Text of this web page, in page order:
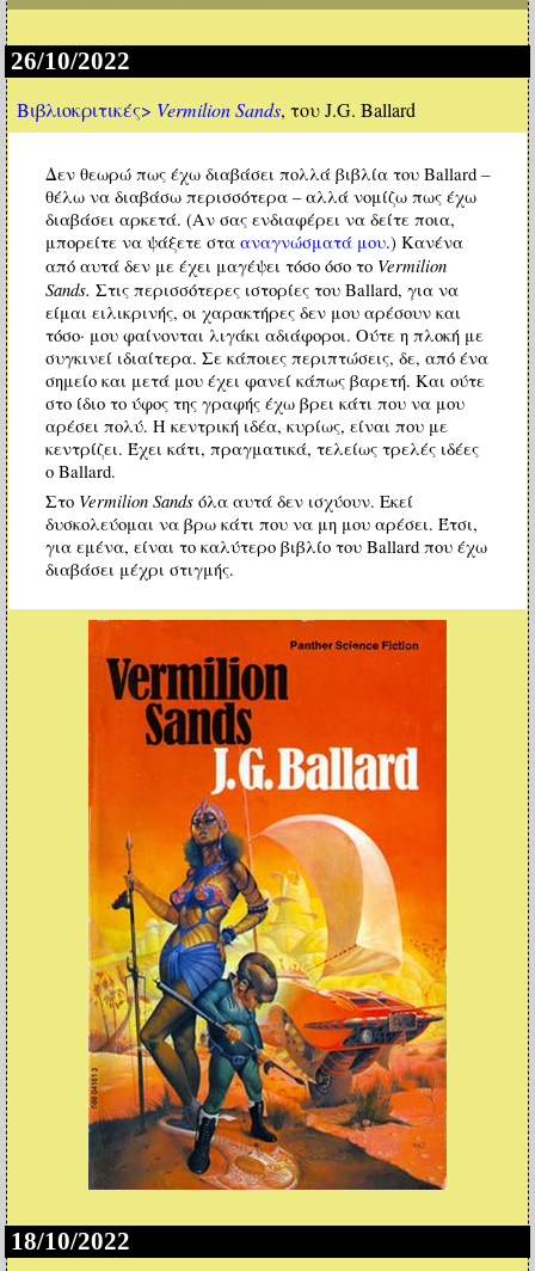
26/10/2022
Βιβλιοκριτικές> Vermilion Sands, του J.G. Ballard
Δεν θεωρώ πως έχω διαβάσει πολλά βιβλία του Ballard –
θέλω να διαβάσω περισσότερα – αλλά νομίζω πως έχω
διαβάσει αρκετά. (Αν σας ενδιαφέρει να δείτε ποια,
μπορείτε να ψάξετε στα αναγνώσματά μου.) Κανένα
από αυτά δεν με έχει μαγέψει τόσο όσο το Vermilion
Sands. Στις περισσότερες ιστορίες του Ballard, για να
είμαι ειλικρινής, οι χαρακτήρες δεν μου αρέσουν και
τόσο· μου φαίνονται λιγάκι αδιάφοροι. Ούτε η πλοκή με
συγκινεί ιδιαίτερα. Σε κάποιες περιπτώσεις, δε, από ένα
σημείο και μετά μου έχει φανεί κάπως βαρετή. Και ούτε
στο ίδιο το ύφος της γραφής έχω βρει κάτι που να μου
αρέσει πολύ. Η κεντρική ιδέα, κυρίως, είναι που με
κεντρίζει. Έχει κάτι, πραγματικά, τελείως τρελές ιδέες
ο Ballard.
Στο Vermilion Sandsόλα αυτά δεν ισχύουν. Εκεί
δυσκολεύομαι να βρω κάτι που να μη μου αρέσει. Έτσι,
για εμένα, είναι το καλύτερο βιβλίο του Ballard που έχω
διαβάσει μέχρι στιγμής.
18/10/2022